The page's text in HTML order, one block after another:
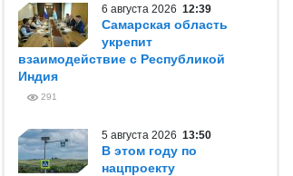
6 августа 2026 12:39
Самарская область
укрепит
взаимодействие с Республикой
Индия
291
5 августа 2026 13:50
В этом году по
нацпроекту